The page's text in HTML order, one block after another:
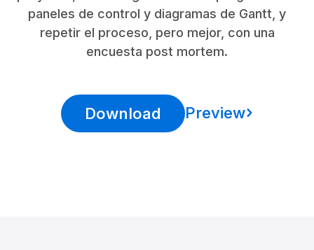
paneles de control y diagramas de Gantt, y
repetir el proceso, pero mejor, con una
encuesta post mortem.
Download Preview